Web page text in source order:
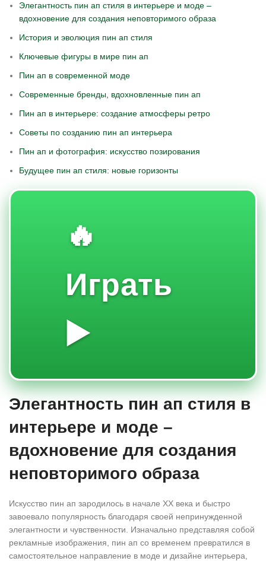
Элегантность пин ап стиля в интерьере и моде –
вдохновение для создания неповторимого образа
История и эволюция пин ап стиля
Ключевые фигуры в мире пин ап
Пин ап в современной моде
Современные бренды, вдохновленные пин ап
Пин ап в интерьере: создание атмосферы ретро
Советы по созданию пин ап интерьера
Пин ап и фотография: искусство позирования
Будущее пин ап стиля: новые горизонты
🔥
Играть
▶️
Элегантность пин ап стиля в
интерьере и моде –
вдохновение для создания
неповторимого образа
Искусство пин ап зародилось в начале XX века и быстро
завоевало популярность благодаря своей непринужденной
элегантности и чувственности. Изначально представляя собой
рекламные изображения, пин ап со временем превратился в
самостоятельное направление в моде и дизайне интерьера,